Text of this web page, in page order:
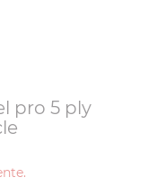
pro 5 ply